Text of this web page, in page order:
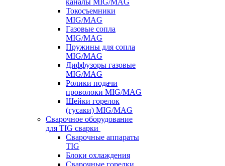
каналы MIG/MAG
Токосъемники
MIG/MAG
Газовые сопла
MIG/MAG
Пружины для сопла
MIG/MAG
Диффузоры газовые
MIG/MAG
Ролики подачи
проволоки MIG/MAG
Шейки горелок
(гусаки) MIG/MAG
Сварочное оборудование
для TIG сварки
Сварочные аппараты
TIG
Блоки охлаждения
Сварочные горелки